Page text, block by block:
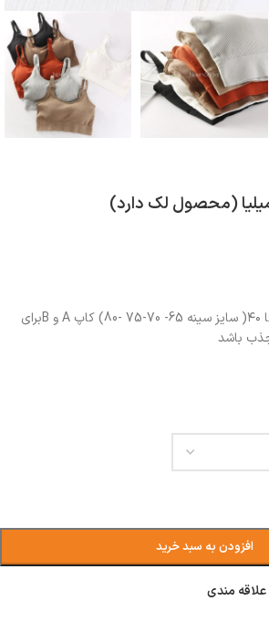
(محصول لک دارد)
مناسب برای سایز بدن ۳۶ تا ۴۰( سایز سینه 65- 70-75 -80) کاپ A و Bبرای
افزودن به سبد خرید
مندی